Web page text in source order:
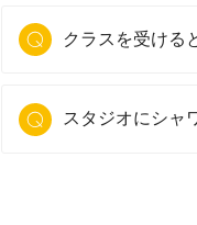
クラスを受ける
スタジオにシャ